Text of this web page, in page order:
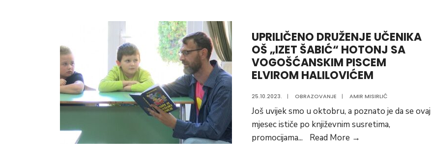
PROJEKCIJI
VOLJENOG
ANIMIRANOG
FILMA
2“
UPRILIČENO DRUŽENJE UČENIKA
OŠ „IZET ŠABIĆ“ HOTONJ SA
VOGOŠĆANSKIM PISCEM
ELVIROM HALILOVIĆEM
25.10.2023. | OBRAZOVANJE | AMIR MISIRLIĆ
Još uvijek smo u oktobru, a poznato je da se ovaj
mjesec ističe po književnim susretima,
promocijama... Read More →